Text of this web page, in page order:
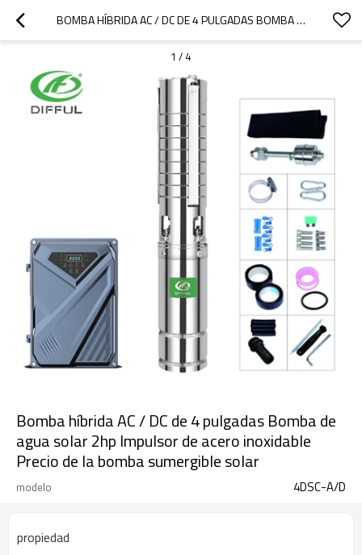
BOMBA HÍBRIDA AC / DC DE 4 PULGADAS BOMBA DE AGUA SOLAR 2HP IMPULSOR DE ACERO INOXIDABLE PRECIO DE LA BOMBA SUMERGIBLE SOLAR
1 / 4
Bomba híbrida AC / DC de 4 pulgadas Bomba de
agua solar 2hp Impulsor de acero inoxidable
Precio de la bomba sumergible solar
modelo 4DSC-A/D
propiedad